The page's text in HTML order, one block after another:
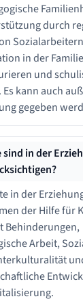
durch
in der
und
kann auch
gegeben
sind in der
in der
der Hilfe für
Behinderungen,
Arbeit,